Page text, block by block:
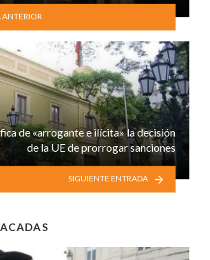
ANTERIOR
de «arrogante e ilícita» la decisión
de la UE de prorrogar sanciones
SIGUIENTE ENTRADA